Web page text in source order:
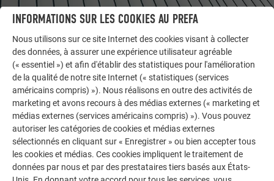
LAISSEZ-VOUS INSPIRER
AUTRES BÂTIMENTS
La galerie de références PREFA démontre la
polyvalence de l’aluminium. Découvrez d’autres projets
impressionnants avec les solutions en aluminium
INFORMATIONS SUR LES COOKIES AU PREFA
Nous utilisons sur ce site Internet des cookies visant à collecter
des données, à assurer une expérience utilisateur agréable
(« essentiel ») et afin d'établir des statistiques pour l'amélioration
de la qualité de notre site Internet (« statistiques (services
américains compris) »). Nous réalisons en outre des activités de
marketing et avons recours à des médias externes (« marketing et
médias externes (services américains compris) »). Vous pouvez
autoriser les catégories de cookies et médias externes
sélectionnés en cliquant sur « Enregistrer » ou bien accepter tous
les cookies et médias. Ces cookies impliquent le traitement de
données par nous et par des prestataires tiers basés aux États-